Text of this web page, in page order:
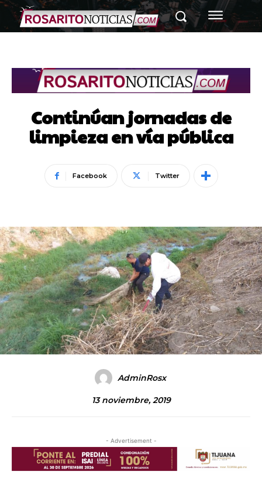
Continúan jornadas de
limpieza en vía pública
Facebook Twitter
AdminRosx
13 noviembre, 2019
- Advertisement -